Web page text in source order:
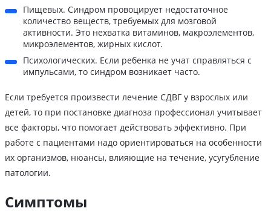
Пищевых. Синдром провоцирует недостаточное
количество веществ, требуемых для мозговой
активности. Это нехватка витаминов, макроэлементов,
микроэлементов, жирных кислот.
Психологических. Если ребенка не учат справляться с
импульсами, то синдром возникает часто.
Если требуется произвести лечение СДВГ у взрослых или
детей, то при постановке диагноза профессионал учитывает
все факторы, что помогает действовать эффективно. При
работе с пациентами надо ориентироваться на особенности
их организмов, нюансы, влияющие на течение, усугубление
патологии.
Симптомы